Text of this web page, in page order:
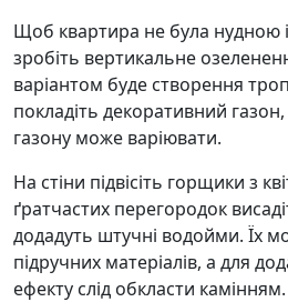
Щоб квартира не була нудною
зробіть вертикальне
варіантом буде створення
покладіть декоративний
газону може варіювати.
На стіни підвісіть горщики з
ґратчастих перегородок
додадуть штучні водойми. Їх
підручних матеріалів, а для
ефекту слід обкласти